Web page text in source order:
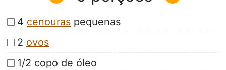
4 cenouras pequenas
2 ovos
1/2 copo de óleo